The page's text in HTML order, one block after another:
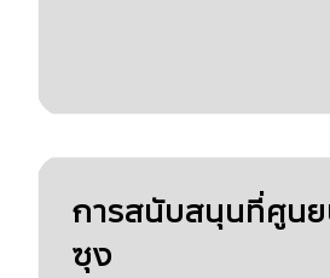
การสนับสนุนที่ศูน
ซุง